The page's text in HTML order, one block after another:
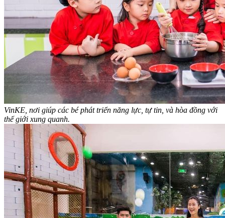
VinKE, nơi giúp các bé phát triển năng lực, tự tin, và hòa đồng với
thế giới xung quanh.